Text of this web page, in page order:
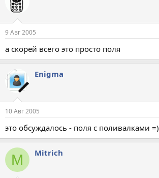
9 Авг 2005
а скорей всего это просто поля
Enigma
10 Авг 2005
это обсуждалось - поля с поливалками =)
M Mitrich